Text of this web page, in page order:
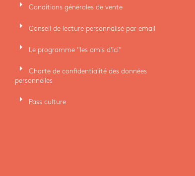
arrow_right Conditions générales de vente
arrow_right Conseil de lecture personnalisé par email
arrow_right Le programme "les amis d'ici"
arrow_right
Charte de confidentialité des données
personnelles
arrow_right Pass culture